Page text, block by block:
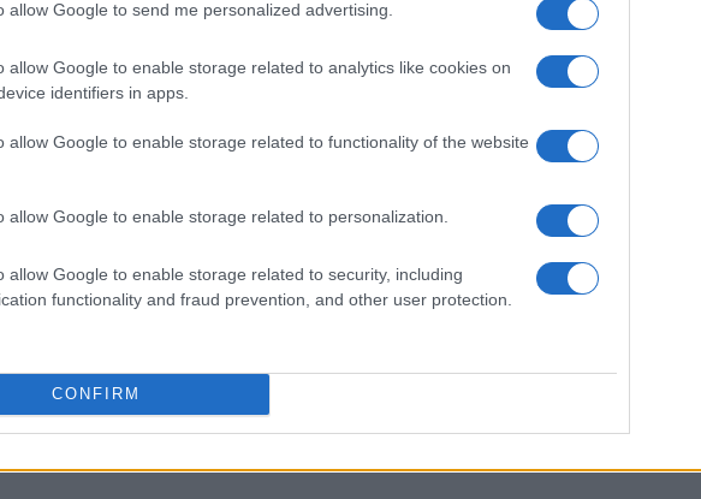
allow Google to send me personalized advertising.
allow Google to enable storage related to analytics like cookies on
identifiers in apps.
allow Google to enable storage related to functionality of the website
allow Google to enable storage related to personalization.
allow Google to enable storage related to security, including
functionality and fraud prevention, and other user protection.
CONFIRM
sul mercato del lavoro degli Stati Uniti, con
che ha destato
salite a 231.000, suggerendo un
situazione ha avuto ripercussioni sul
negativamente il prezzo di XRP